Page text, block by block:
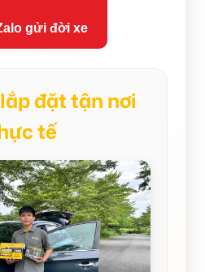
gửi đời xe
đặt tận nơi
tế